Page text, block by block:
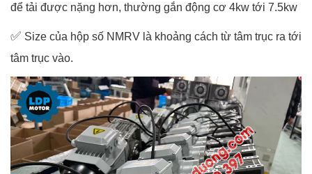
để tải được nặng hơn, thường gắn động cơ 4kw tới 7.5kw
✅ Size của hộp số NMRV là khoảng cách từ tâm trục ra tới
tâm trục vào.